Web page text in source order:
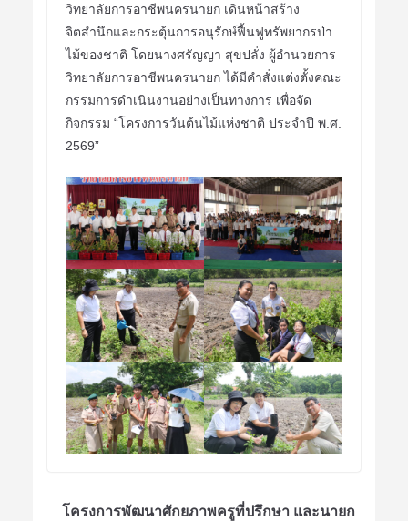
วิทยาลัยการอาชีพนครนายก เดินหน้าสร้าง
จิตสำนึกและกระตุ้นการอนุรักษ์ฟื้นฟูทรัพยากรป่า
ไม้ของชาติ โดยนางศรัญญา สุขปลั่ง ผู้อำนวยการ
วิทยาลัยการอาชีพนครนายก ได้มีคำสั่งแต่งตั้งคณะ
กรรมการดำเนินงานอย่างเป็นทางการ เพื่อจัด
กิจกรรม “โครงการวันต้นไม้แห่งชาติ ประจำปี พ.ศ.
2569”
โครงการพัฒนาศักยภาพครูที่ปรึกษา และนายก